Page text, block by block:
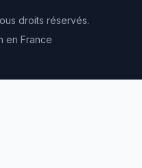
droits réservés.
en France